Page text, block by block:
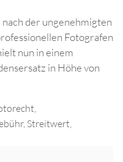
der ungenehmigten
Fotografen
nun in einem
in Höhe von
,
, Streitwert,